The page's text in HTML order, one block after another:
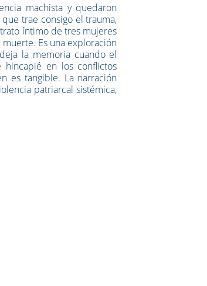
machista y quedaron
trae consigo el trauma,
íntimo de tres mujeres
Es una exploración
la memoria cuando el
en los conflictos
es tangible. La narración
patriarcal sistémica,